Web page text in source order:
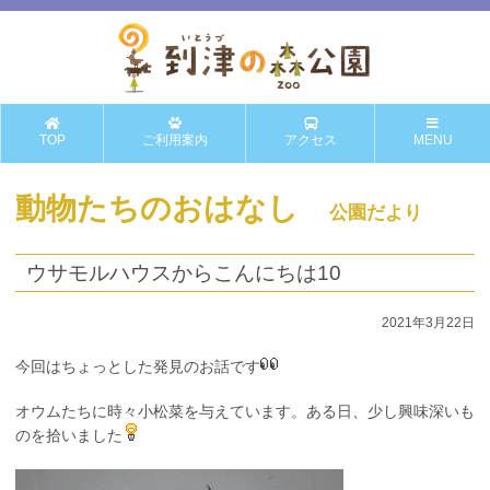
TOP ご利用案内 アクセス MENU
動物たちのおはなし 公園だより
ウサモルハウスからこんにちは10
2021年3月22日
今回はちょっとした発見のお話です
オウムたちに時々小松菜を与えています。ある日、少し興味深いも
のを拾いました